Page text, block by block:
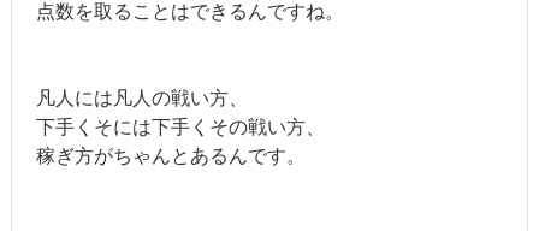
点数を取ることはできるんですね。
凡人には凡人の戦い方、
下手くそには下手くその戦い方、
稼ぎ方がちゃんとあるんです。